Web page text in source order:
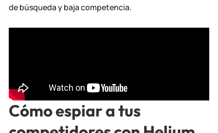
de búsqueda y baja competencia.
Cómo espiar a tus